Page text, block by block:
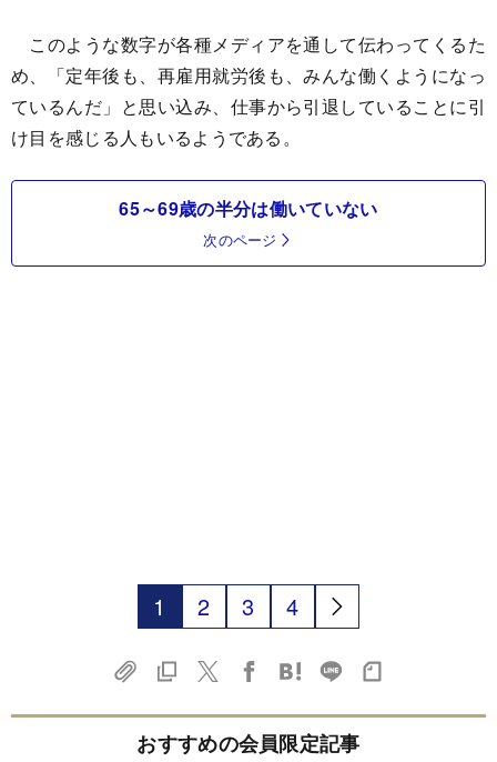
このような数字が各種メディアを通して伝わってくるた
め、「定年後も、再雇用就労後も、みんな働くようになっ
ているんだ」と思い込み、仕事から引退していることに引
け目を感じる人もいるようである。
65～69歳の半分は働いていない
次のページ
1 2 3 4
おすすめの会員限定記事